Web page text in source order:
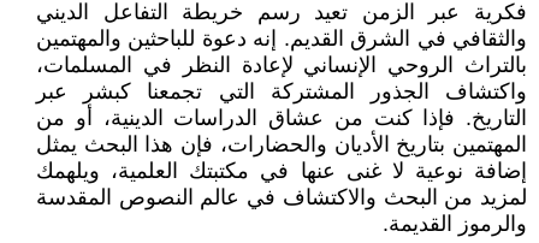
فكرية عبر الزمن تعيد رسم خريطة التفاعل الديني
والثقافي في الشرق القديم. إنه دعوة للباحثين والمهتمين
بالتراث الروحي الإنساني لإعادة النظر في المسلمات،
واكتشاف الجذور المشتركة التي تجمعنا كبشر عبر
التاريخ. فإذا كنت من عشاق الدراسات الدينية، أو من
المهتمين بتاريخ الأديان والحضارات، فإن هذا البحث يمثل
إضافة نوعية لا غنى عنها في مكتبتك العلمية، ويلهمك
لمزيد من البحث والاكتشاف في عالم النصوص المقدسة
والرموز القديمة.